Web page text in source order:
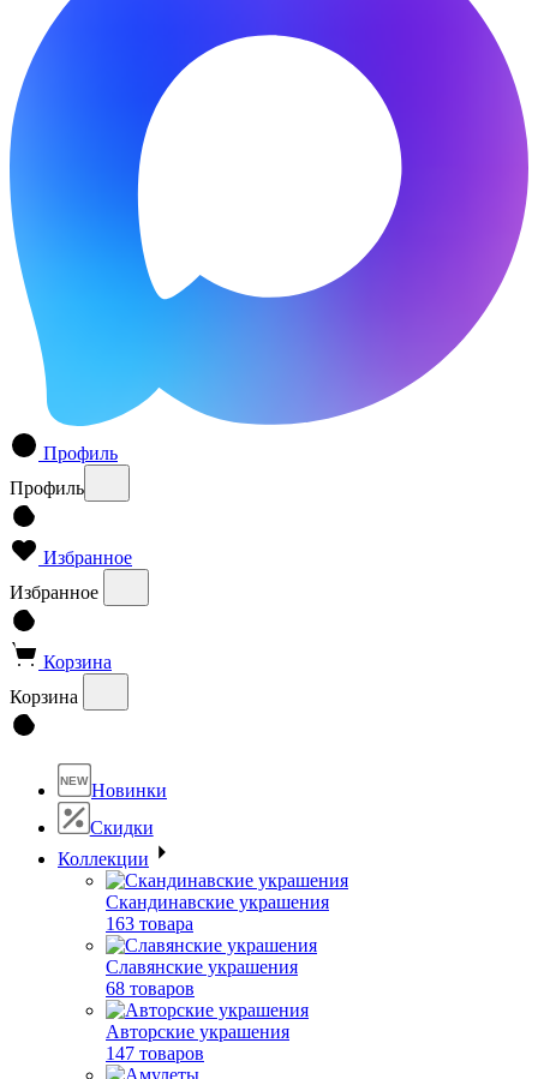
Профиль
Профиль
Избранное
Избранное
Корзина
Корзина
NEW Новинки
Скидки
Коллекции
Скандинавские украшения
163 товара
Славянские украшения
68 товаров
Авторские украшения
147 товаров